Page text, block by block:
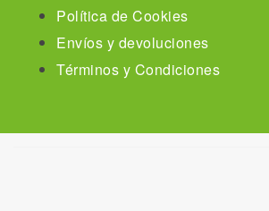
Política de Cookies
Envíos y devoluciones
Términos y Condiciones